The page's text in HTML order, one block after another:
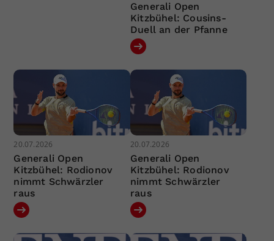
Generali Open
Kitzbühel: Cousins-
Duell an der Pfanne
20.07.2026
Generali Open
Kitzbühel: Rodionov
nimmt Schwärzler
raus
20.07.2026
Generali Open
Kitzbühel: Rodionov
nimmt Schwärzler
raus